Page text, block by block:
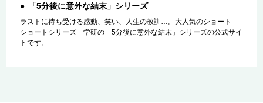
「5分後に意外な結末」シリーズ
ラストに待ち受ける感動、笑い、人生の教訓…。大人気のショート
ショートシリーズ 学研の「5分後に意外な結末」シリーズの公式サイ
トです。